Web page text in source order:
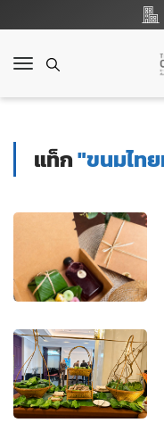
T
g
v
t
o
n
แท็ก"ขนมไท